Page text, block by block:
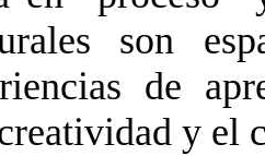
son
de
y el